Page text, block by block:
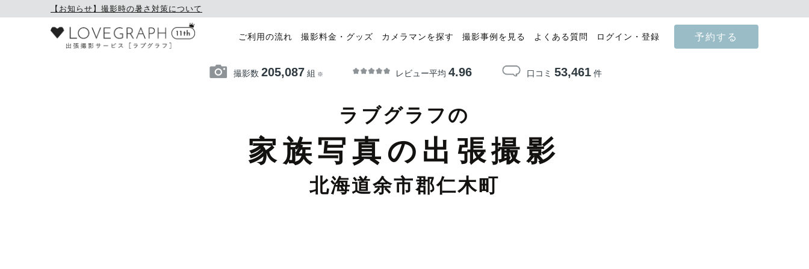
【お知らせ】撮影時の暑さ対策について
ご利用の流れ 撮影料金・グッズ カメラマンを探す 撮影事例を見る よくある質問 ログイン・登録 予約する
撮影数 205,087 組 ※ レビュー平均 4.96 口コミ 53,461件
ラブグラフの
家族写真の出張撮影
北海道余市郡仁木町